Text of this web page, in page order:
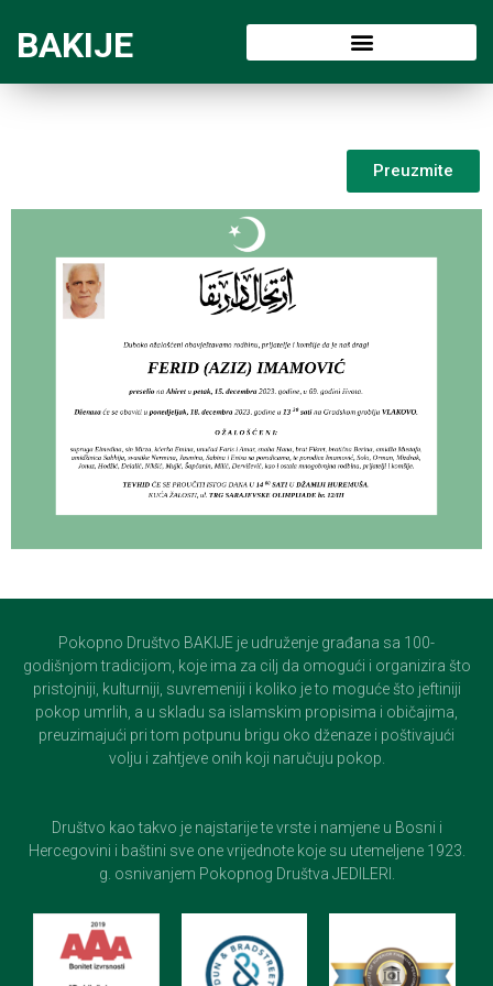
BAKIJE
Preuzmite
Pokopno Društvo BAKIJE je udruženje građana sa 100-
godišnjom tradicijom, koje ima za cilj da omogući i organizira što
pristojniji, kulturniji, suvremeniji i koliko je to moguće što jeftiniji
pokop umrlih, a u skladu sa islamskim propisima i običajima,
preuzimajući pri tom potpunu brigu oko dženaze i poštivajući
volju i zahtjeve onih koji naručuju pokop.
Društvo kao takvo je najstarije te vrste i namjene u Bosni i
Hercegovini i baštini sve one vrijednote koje su utemeljene 1923.
g. osnivanjem Pokopnog Društva JEDILERI.